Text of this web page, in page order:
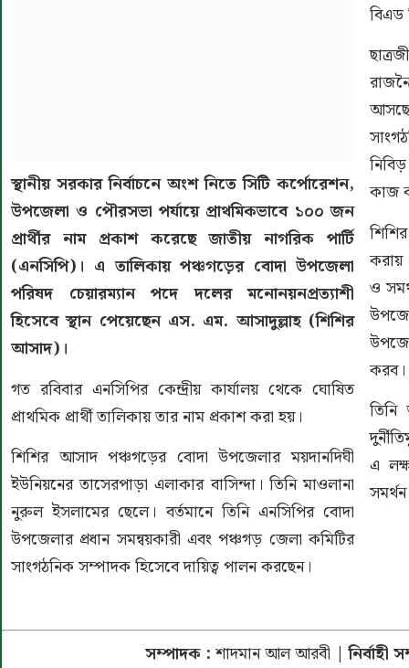
স্থানীয় সরকার নির্বাচনে অংশ নিতে সিটি কর্পোরেশন,
উপজেলা ও পৌরসভা পর্যায়ে প্রাথমিকভাবে ১০০ জন
প্রার্থীর নাম প্রকাশ করেছে জাতীয় নাগরিক পার্টি
(এনসিপি)। এ তালিকায় পঞ্চগড়ের বোদা উপজেলা
পরিষদ চেয়ারম্যান পদে দলের মনোনয়নপ্রত্যাশী
হিসেবে স্থান পেয়েছেন এস. এম. আসাদুল্লাহ (শিশির
আসাদ)।
গত রবিবার এনসিপির কেন্দ্রীয় কার্যালয় থেকে ঘোষিত
প্রাথমিক প্রার্থী তালিকায় তার নাম প্রকাশ করা হয়।
শিশির আসাদ পঞ্চগড়ের বোদা উপজেলার ময়দানদিঘী
ইউনিয়নের তাসেরপাড়া এলাকার বাসিন্দা। তিনি মাওলানা
নুরুল ইসলামের ছেলে। বর্তমানে তিনি এনসিপির বোদা
উপজেলার প্রধান সমন্বয়কারী এবং পঞ্চগড় জেলা কমিটির
সাংগঠনিক সম্পাদক হিসেবে দায়িত্ব পালন করছেন।
বিএড
কাজ
ও
করব।
এ
সম্পাদক : শাদমান আল আরবী | নির্বাহী